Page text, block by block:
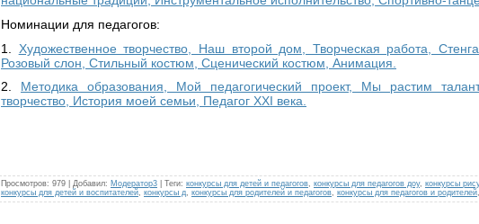
Номинации для педагогов:
1. Художественное творчество, Наш второй дом, Творческая работа,
Розовый слон, Стильный костюм, Сценический костюм, Анимация.
2. Методика образования, Мой педагогический проект, Мы растим
творчество, История моей семьи, Педагог XXI века.
Просмотров: 979 Добавил: Модератор3 Теги: конкурсы для детей и педагогов конкурсы для педагогов доу, конкурсы
конкурсы для детей и воспитателей конкурсы д конкурсы для родителей и педагогов конкурсы для педагогов и родителей